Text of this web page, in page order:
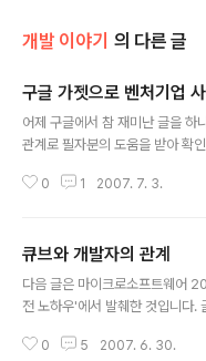
개발 이야기 의 다른 글
구글 가젯으로 벤처기업
어제 구글에서 참 재미난 글을 하
관계로 필자분의 도움을 받아 확
는 거잖아"라고 이야기 할지 모르
젯은 좋은 아이디어를 가지고 있
을 내겠다는 점이 다릅니다. 아래
해 주는데요. 첫 번째는 구글 가
0 1 2007. 7. 3.
큐브와 개발자의 관계
다음 글은 마이크로소프트웨어
전 노하우'에서 발췌한 것입니다.
듭니다. 또, 지금 나의 위치는 어
0 5 2007. 6. 30.